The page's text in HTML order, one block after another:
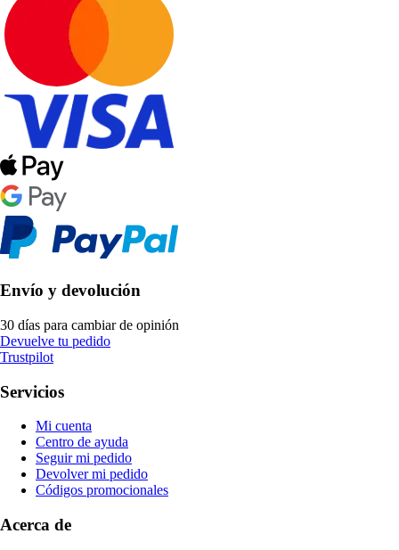
Envío y devolución
30 días para cambiar de opinión
Devuelve tu pedido
Trustpilot
Servicios
Mi cuenta
Centro de ayuda
Seguir mi pedido
Devolver mi pedido
Códigos promocionales
Acerca de